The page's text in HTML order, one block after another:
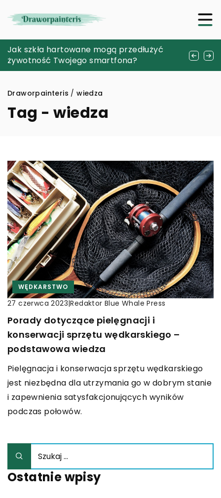
Jakie korzyści przynosi inwestycja w
fotowoltaikę dla Twojego domu lub firmy?
Jak szkła hartowane mogą przedłużyć
żywotność Twojego smartfona?
Jakie technologie wpływają na komfort i
bezpieczeństwo obuwia trekkingowego?
Draworpainteris /wiedza
Tag - wiedza
WĘDKARSTWO
27 czerwca 2023|Redaktor Blue Whale Press
Porady dotyczące pielęgnacji i
konserwacji sprzętu wędkarskiego –
podstawowa wiedza
Pielęgnacja i konserwacja sprzętu wędkarskiego
jest niezbędna dla utrzymania go w dobrym stanie
i zapewnienia satysfakcjonujących wyników
podczas połowów.
Ostatnie wpisy